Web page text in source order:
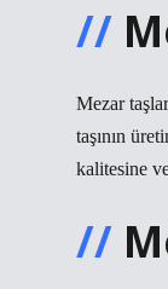
Mezar
taşının
kalitesine